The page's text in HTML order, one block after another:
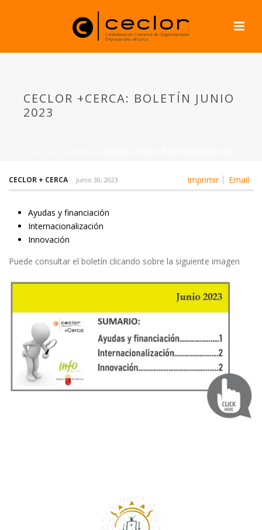
CECLOR +CERCA: BOLETÍN JUNIO
2023
Imprimir Email
CECLOR + CERCA junio 30, 2023
Ayudas y financiación
Internacionalización
Innovación
Puede consultar el boletín clicando sobre la siguiente imagen